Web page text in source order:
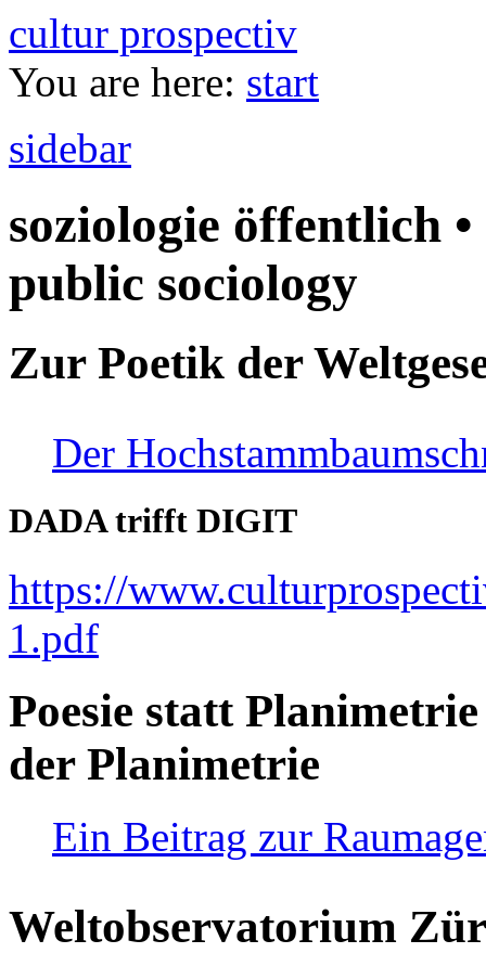
cultur prospectiv
You are here: start
sidebar
soziologie öffentlich
public sociology
Zur Poetik der
Der
DADA trifft DIGIT
https://
1.pdf
Poesie statt
der Planimetrie
Ein Beitrag zur
Weltobservatorium